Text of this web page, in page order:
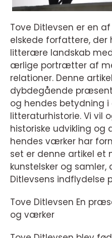
Tove Ditlevsen er en
elskede forfattere,
litterære landskab
ærlige portrætter af
relationer. Denne
dybdegående
og hendes betydning i
litteraturhistorie. Vi vil
historiske udvikling og
hendes værker har
set er denne artikel
kunstelsker og
Ditlevsens indflydelse
Tove Ditlevsen En
og værker